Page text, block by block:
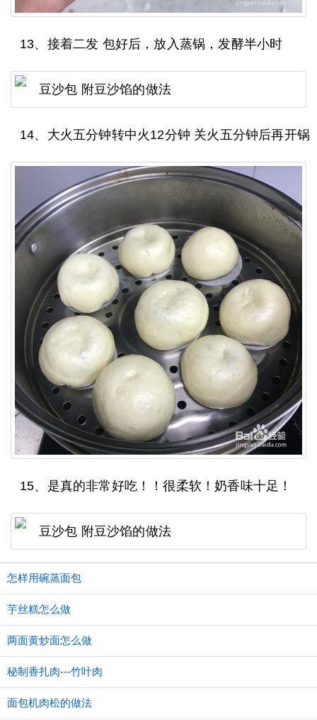
13、接着二发 包好后，放入蒸锅，发酵半小时
14、大火五分钟转中火12分钟 关火五分钟后再开锅
15、是真的非常好吃！！很柔软！奶香味十足！
怎样用碗蒸面包
芋丝糕怎么做
两面黄炒面怎么做
秘制香扎肉---竹叶肉
面包机肉松的做法